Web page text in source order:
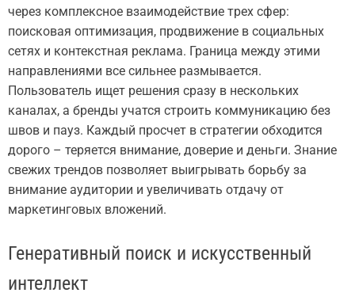
через комплексное взаимодействие трех сфер:
поисковая оптимизация, продвижение в социальных
сетях и контекстная реклама. Граница между этими
направлениями все сильнее размывается.
Пользователь ищет решения сразу в нескольких
каналах, а бренды учатся строить коммуникацию без
швов и пауз. Каждый просчет в стратегии обходится
дорого – теряется внимание, доверие и деньги. Знание
свежих трендов позволяет выигрывать борьбу за
внимание аудитории и увеличивать отдачу от
маркетинговых вложений.
Генеративный поиск и искусственный
интеллект